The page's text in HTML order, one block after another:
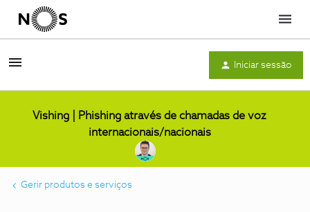
Menu
Iniciar sessão
Vishing | Phishing através de chamadas de voz
internacionais/nacionais
Gerir produtos e serviços